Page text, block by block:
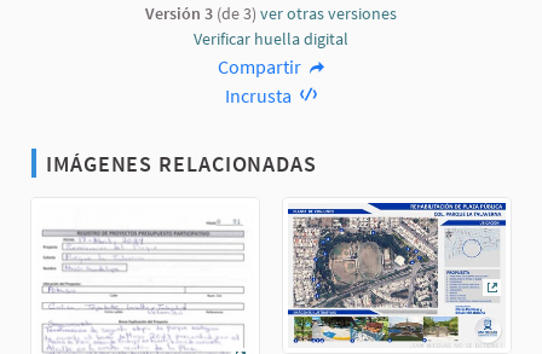
Versión 3 (de 3) ver otras versiones
Verificar huella digital
Compartir
Incrusta
IMÁGENES RELACIONADAS